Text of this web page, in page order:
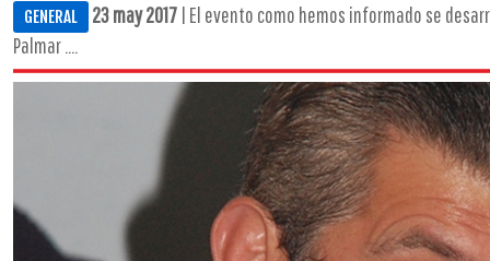
GENERAL 23 may 2017 | El evento como hemos informado se
Palmar ....